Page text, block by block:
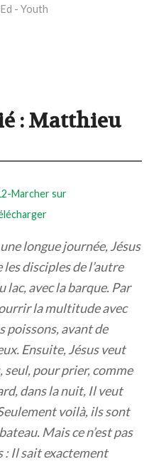
- Youth
: Matthieu
Marcher sur
longue journée, Jésus
les disciples de l’autre
lac, avec la barque. Par
la multitude avec
poissons, avant de
Ensuite, Jésus veut
seul, pour prier, comme
dans la nuit, Il veut
voilà, ils sont
Mais ce n’est pas
: Il sait exactement